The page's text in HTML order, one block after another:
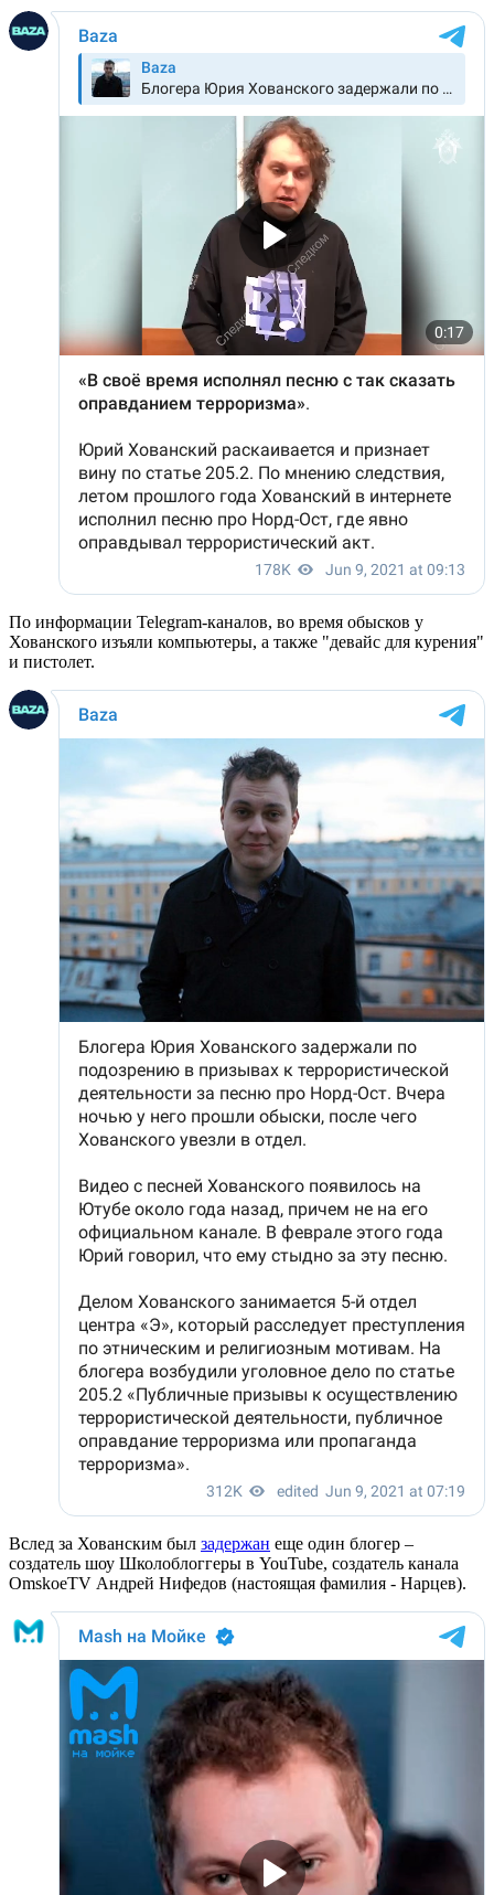
По информации Telegram-каналов, во время обысков у
Хованского изъяли компьютеры, а также "девайс для курения"
и пистолет.
Вслед за Хованским был задержан еще один блогер –
создатель шоу Школоблоггеры в YouTube, создатель канала
OmskoeTV Андрей Нифедов (настоящая фамилия - Нарцев).